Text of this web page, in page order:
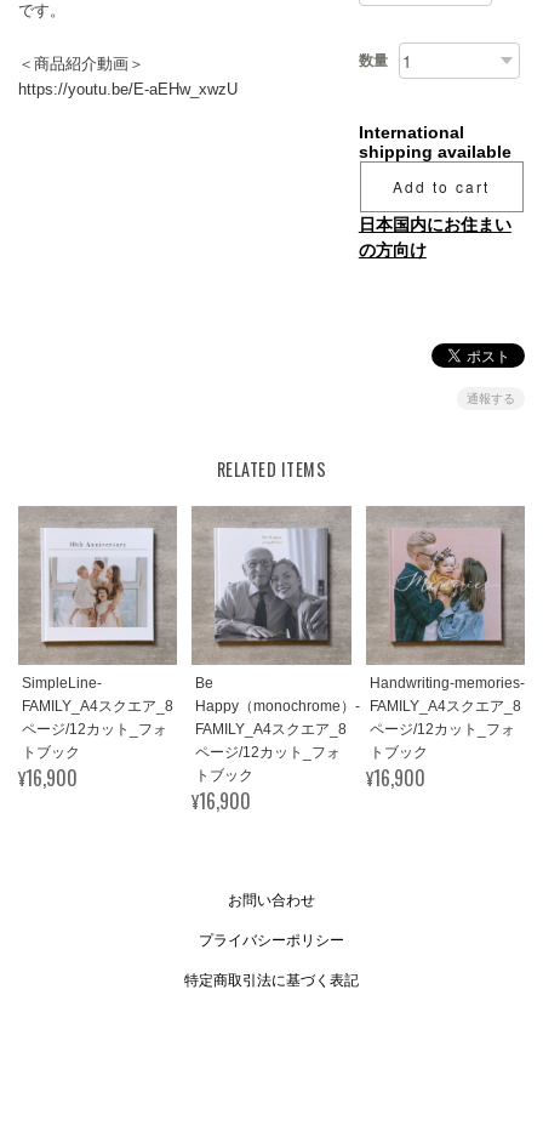
です。
＜商品紹介動画＞
https://youtu.be/E-aEHw_xwzU
数量
International
shipping available
Add to cart
日本国内にお住まい
の方向け
通報する
RELATED ITEMS
SimpleLine-
FAMILY_A4スクエア_8
ページ/12カット_フォ
トブック
¥16,900
Be
Happy（monochrome）-
FAMILY_A4スクエア_8
ページ/12カット_フォ
トブック
¥16,900
Handwriting-memories-
FAMILY_A4スクエア_8
ページ/12カット_フォ
トブック
¥16,900
お問い合わせ
プライバシーポリシー
特定商取引法に基づく表記